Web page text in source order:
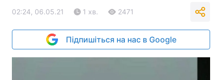
02:24, 06.05.21 1 хв. 2471
Підпишіться на нас в Google